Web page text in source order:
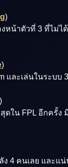
)
น้าตัวที่ 3 ที่ไม่ได้
)
และเล่นในระบ
)
ดใน FPL อีกครั้
4 คนเลย และแ